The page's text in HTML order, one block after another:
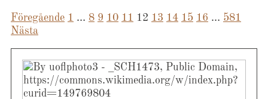
Sidnumrering
inlägg
Föregående 1 … 8 9 10 11 12 13 14 15 16 … 581
Nästa